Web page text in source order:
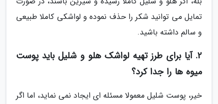
تمایل می توانید شکر را حذف نموده و لواشکی کاملا طبیعی
و سالم داشته باشید.
2. آیا برای طرز تهیه لواشک هلو و شلیل باید پوست
میوه ها را جدا کرد؟
خیر، پوست شلیل معمولا مسئله ای ایجاد نمی نماید، اما اگر